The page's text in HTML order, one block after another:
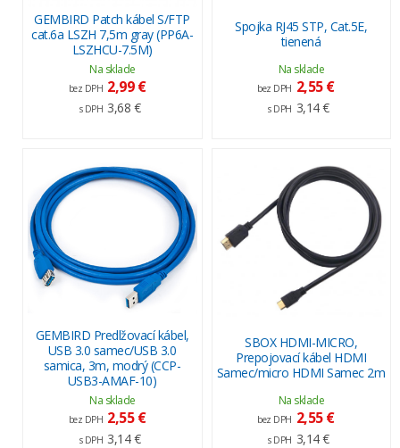
GEMBIRD Patch kábel S/FTP
cat.6a LSZH 7,5m gray (PP6A-
LSZHCU-7.5M)
Na sklade
bez DPH 2,99 €
s DPH 3,68 €
Spojka RJ45 STP, Cat.5E,
tienená
Na sklade
bez DPH 2,55 €
s DPH 3,14 €
GEMBIRD Predlžovací kábel,
USB 3.0 samec/USB 3.0
samica, 3m, modrý (CCP-
USB3-AMAF-10)
Na sklade
bez DPH 2,55 €
s DPH 3,14 €
SBOX HDMI-MICRO,
Prepojovací kábel HDMI
Samec/micro HDMI Samec 2m
Na sklade
bez DPH 2,55 €
s DPH 3,14 €